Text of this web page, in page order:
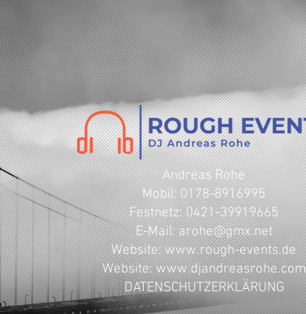
Andreas Rohe
Mobil: 0178-8916995
Festnetz: 0421-39919665
E-Mail: arohe@gmx.net
​Website: www.rough-events.de
Website: www.djandreasrohe.com
DATENSCHUTZERKLÄRUNG